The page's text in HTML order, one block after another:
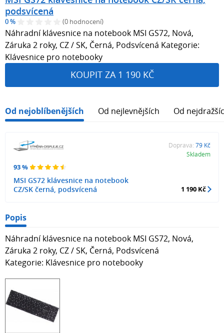
podsvícená
0 % (0 hodnocení)
Náhradní klávesnice na notebook MSI GS72, Nová,
Záruka 2 roky, CZ / SK, Černá, Podsvícená Kategorie:
Klávesnice pro notebooky
KOUPIT ZA 1 190 KČ
Od nejoblíbenějších Od nejlevnějších Od
93 %
MSI GS72 klávesnice na notebook
CZ/SK černá, podsvícená
Doprava: 79 Kč
Skladem
1 190 Kč
Popis
Náhradní klávesnice na notebook MSI GS72, Nová,
Záruka 2 roky, CZ / SK, Černá, Podsvícená
Kategorie: Klávesnice pro notebooky